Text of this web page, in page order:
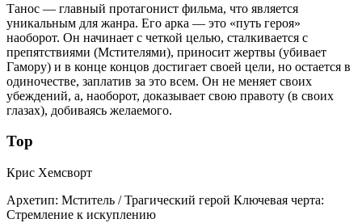
Танос — главный протагонист фильма, что является
уникальным для жанра. Его арка — это «путь героя»
наоборот. Он начинает с четкой целью, сталкивается с
препятствиями (Мстителями), приносит жертвы (убивает
Гамору) и в конце концов достигает своей цели, но остается в
одиночестве, заплатив за это всем. Он не меняет своих
убеждений, а, наоборот, доказывает свою правоту (в своих
глазах), добиваясь желаемого.
Тор
Крис Хемсворт
Архетип: Мститель / Трагический герой Ключевая черта:
Стремление к искуплению